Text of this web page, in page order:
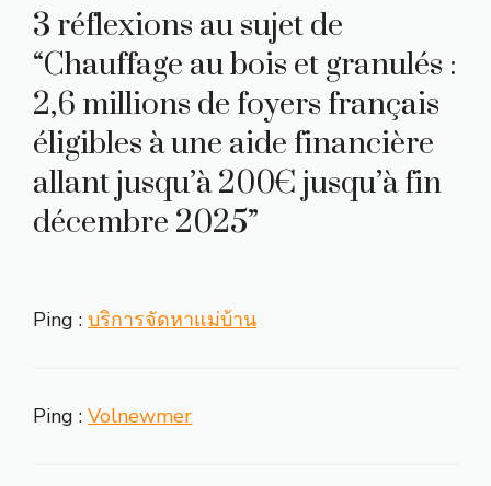
3 réflexions au sujet de
“Chauffage au bois et granulés :
2,6 millions de foyers français
éligibles à une aide financière
allant jusqu’à 200€ jusqu’à fin
décembre 2025”
Ping : บริการจัดหาแม่บ้าน
Ping : Volnewmer